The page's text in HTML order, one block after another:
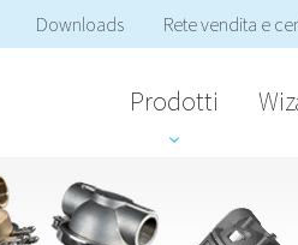
Downloads Rete vendita e
Prodotti